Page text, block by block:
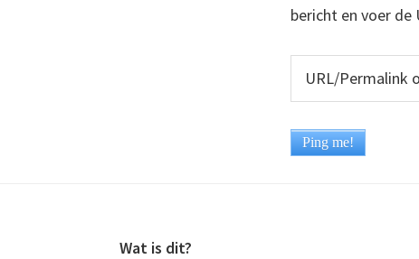
bericht en voer de
Wat is dit?